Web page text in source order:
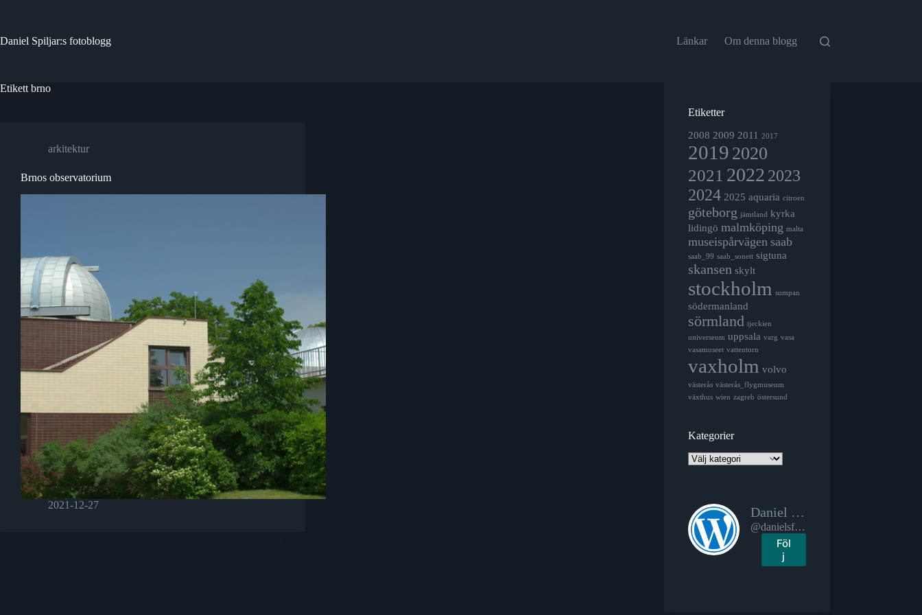
Daniel Spiljar:s fotoblogg
Länkar Om denna blogg
Etikett brno
arkitektur
Brnos observatorium
2021-12-27
Etiketter
2008 2009 2011 2017
2019 2020
2021 2022 2023
2024 2025 aquaria citroen
göteborg jämtland kyrka
lidingö malmköping malta
museispårvägen saab
saab_99 saab_sonett sigtuna
skansen skylt
stockholm sumpan
södermanland
sörmland tjeckien
universeum uppsala varg vasa
vasamuseet vattentorn
vaxholm volvo
västerås västerås_flygmuseum
växthus wien zagreb östersund
Kategorier
Kategorier
Daniel Spiljar:s fotoblogg
@danielsfotoblogg.se@danielsfotoblogg.se
Föl
j